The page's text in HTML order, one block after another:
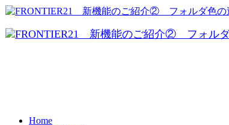
Home